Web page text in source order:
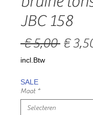
JBC 158
€ 5,00 €
incl.Btw
SALE
Maat *